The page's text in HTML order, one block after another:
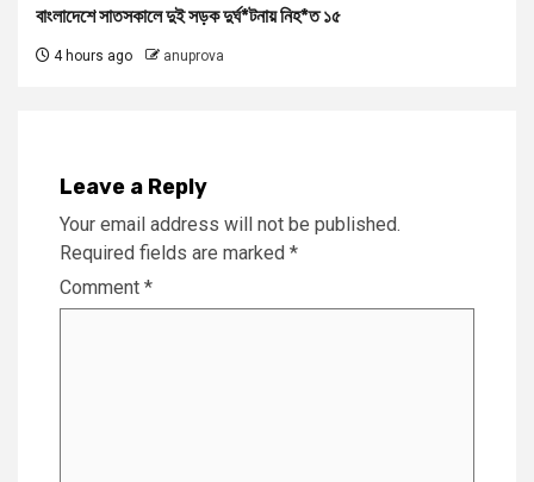
বাংলাদেশে সাতসকালে দুই সড়ক দুর্ঘ*টনায় নিহ*ত ১৫
4 hours ago anuprova
Leave a Reply
Your email address will not be published.
Required fields are marked *
Comment *